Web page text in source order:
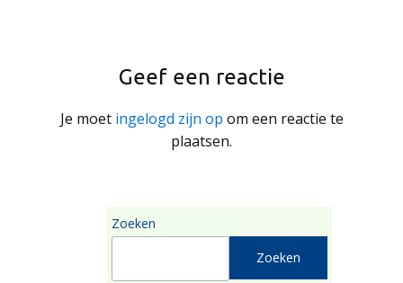
Geef een reactie
Je moet ingelogd zijn op om een reactie te
plaatsen.
Zoeken
Zoeken